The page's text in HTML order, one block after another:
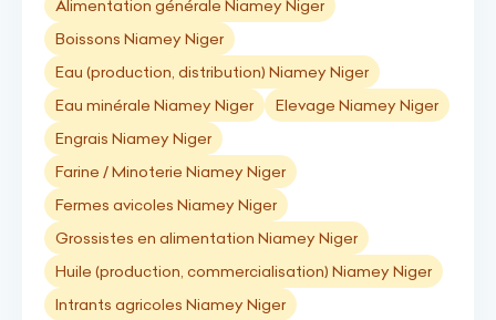
Alimentation générale Niamey Niger
Boissons Niamey Niger
Eau (production, distribution) Niamey Niger
Eau minérale Niamey Niger
Elevage Niamey Niger
Engrais Niamey Niger
Farine / Minoterie Niamey Niger
Fermes avicoles Niamey Niger
Grossistes en alimentation Niamey Niger
Huile (production, commercialisation) Niamey Niger
Intrants agricoles Niamey Niger